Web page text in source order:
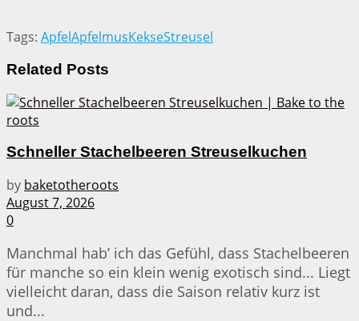
Tags: ApfelApfelmusKekseStreusel
Related Posts
Schneller Stachelbeeren Streuselkuchen
by baketotheroots
August 7, 2026
0
Manchmal hab’ ich das Gefühl, dass Stachelbeeren
für manche so ein klein wenig exotisch sind... Liegt
vielleicht daran, dass die Saison relativ kurz ist
und...